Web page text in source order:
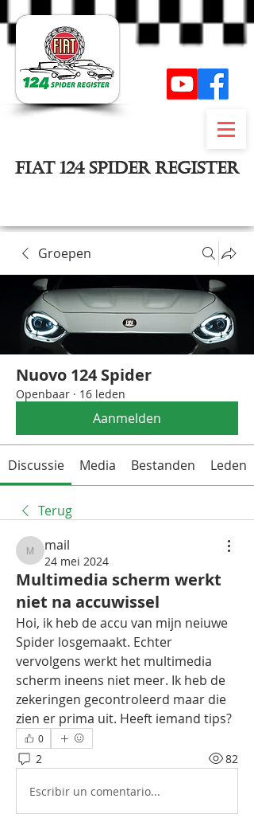
FIAT 124 SPIDER REGISTER
Groepen
Nuovo 124 Spider
Openbaar · 16 leden
Aanmelden
Discussie Media Bestanden Leden
Terug
mail
mail
24 mei 2024
Multimedia scherm werkt
niet na accuwissel
Hoi, ik heb de accu van mijn neiuwe
Spider losgemaakt. Echter
vervolgens werkt het multimedia
scherm ineens niet meer. Ik heb de
zekeringen gecontroleerd maar die
zien er prima uit. Heeft iemand tips?
0
2 82
Escribir un comentario...